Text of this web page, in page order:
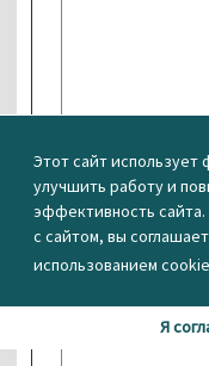
Этот сайт
улучшить работу и
эффективность
с сайтом, вы
использованием
Я